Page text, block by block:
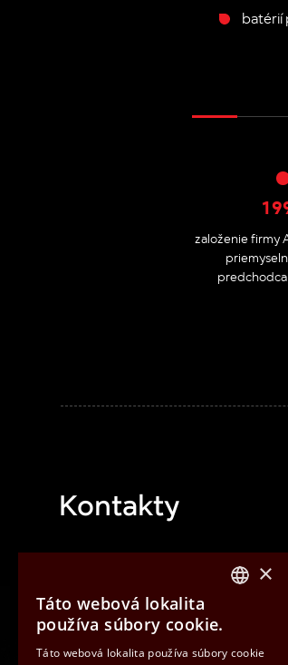
batérií
založenie firmy
predchodca
Kontakty
IBG
×
Táto webová lokalita
používa súbory cookie.
Táto webová lokalita používa súbory cookie